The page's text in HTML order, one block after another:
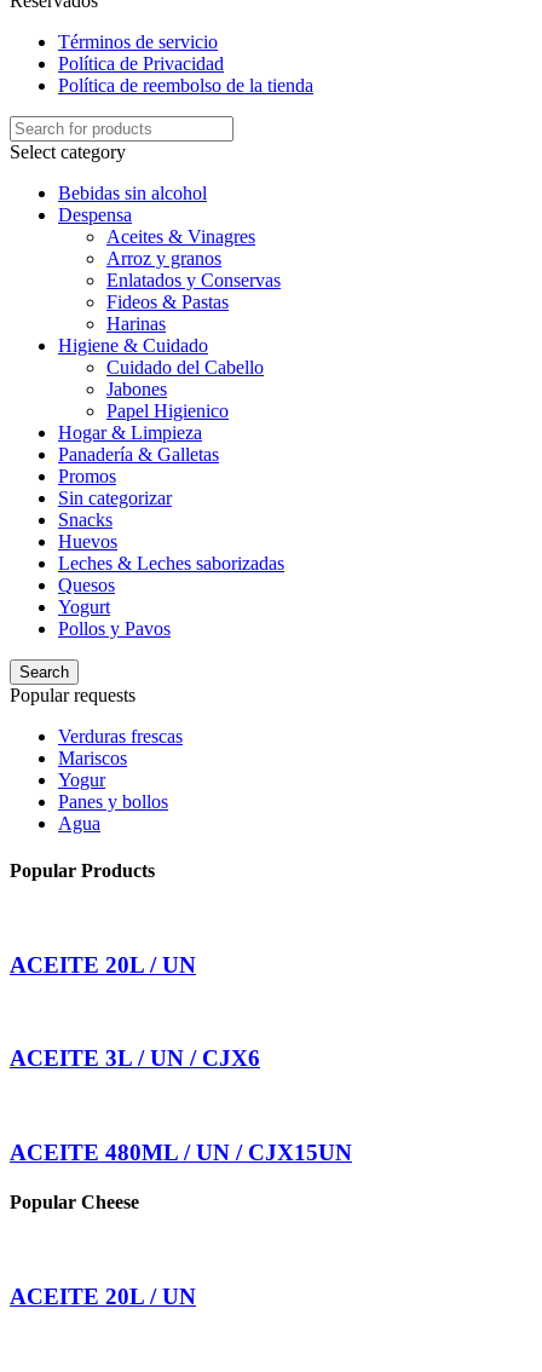
Términos de servicio
Política de Privacidad
Política de reembolso de la tienda
Select category
Bebidas sin alcohol
Despensa
Aceites & Vinagres
Arroz y granos
Enlatados y Conservas
Fideos & Pastas
Harinas
Higiene & Cuidado
Cuidado del Cabello
Jabones
Papel Higienico
Hogar & Limpieza
Panadería & Galletas
Promos
Sin categorizar
Snacks
Huevos
Leches & Leches saborizadas
Quesos
Yogurt
Pollos y Pavos
Search
Popular requests
Verduras frescas
Mariscos
Yogur
Panes y bollos
Agua
Popular Products
ACEITE 20L / UN
ACEITE 3L / UN / CJX6
ACEITE 480ML / UN / CJX15UN
Popular Cheese
ACEITE 20L / UN